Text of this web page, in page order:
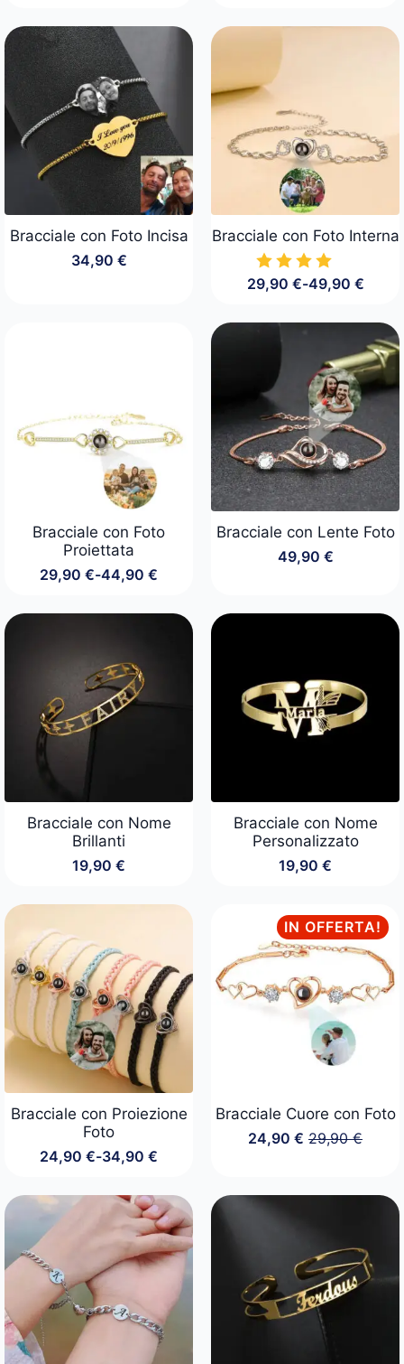
Bracciale con Foto Incisa
34,90 €
Bracciale con Foto Interna
29,90 €-49,90 €
Fascia
prezzo:
29,90 €
a
49,90 €
Bracciale con Foto
Proiettata
29,90 €-44,90 €
Fascia
prezzo:
a
44,90 €
Bracciale con Lente Foto
49,90 €
Bracciale con Nome
Brillanti
19,90 €
Bracciale con Nome
Personalizzato
19,90 €
Bracciale con Proiezione
Foto
24,90 €-34,90 €
Fascia
prezzo:
24,90 €
34,90 €
IN OFFERTA!
Bracciale Cuore con Foto
29,90€
Il
era:
24,90€ Il
è: